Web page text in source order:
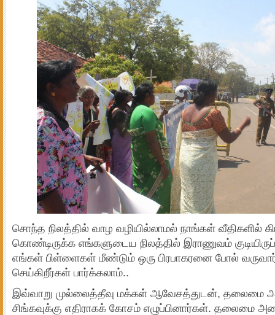
சொந்த நிலத்தில் வாழ வழியில்லாமல் நாங்கள் வீதிகளில்
கொண்டிருக்க எங்களுடைய நிலத்தில் இராணுவம்
எங்கள் பிள்ளைகள் மீண்டும் ஒரு பிரபாகரனை போல்
செய்கிறீர்கள் பார்க்கலாம்..
இவ்­வாறு முல்­லைத்­தீவு மக்­கள் ஆவே­சத்­து­டன், தலைமை
சிங்­க­வுக்கு எதி­ரா­கக் கோசம் எழுப்­பி­னார்­கள். தலைமை